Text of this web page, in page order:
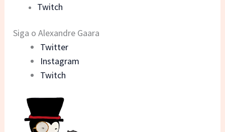
Twitch
Siga o Alexandre Gaara
Twitter
Instagram
Twitch